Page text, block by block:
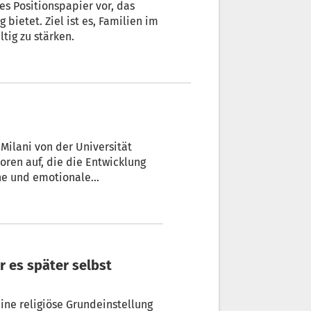
Positionspapier vor, das
bietet. Ziel ist es, Familien im
zu stärken.
und emotionale
religiöse Grundeinstellung